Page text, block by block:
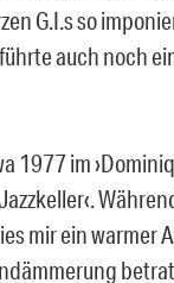
G.I.s so
auch noch
1977 im
mir ein warmer